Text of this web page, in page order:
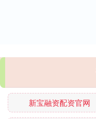
新宝融资配资官网